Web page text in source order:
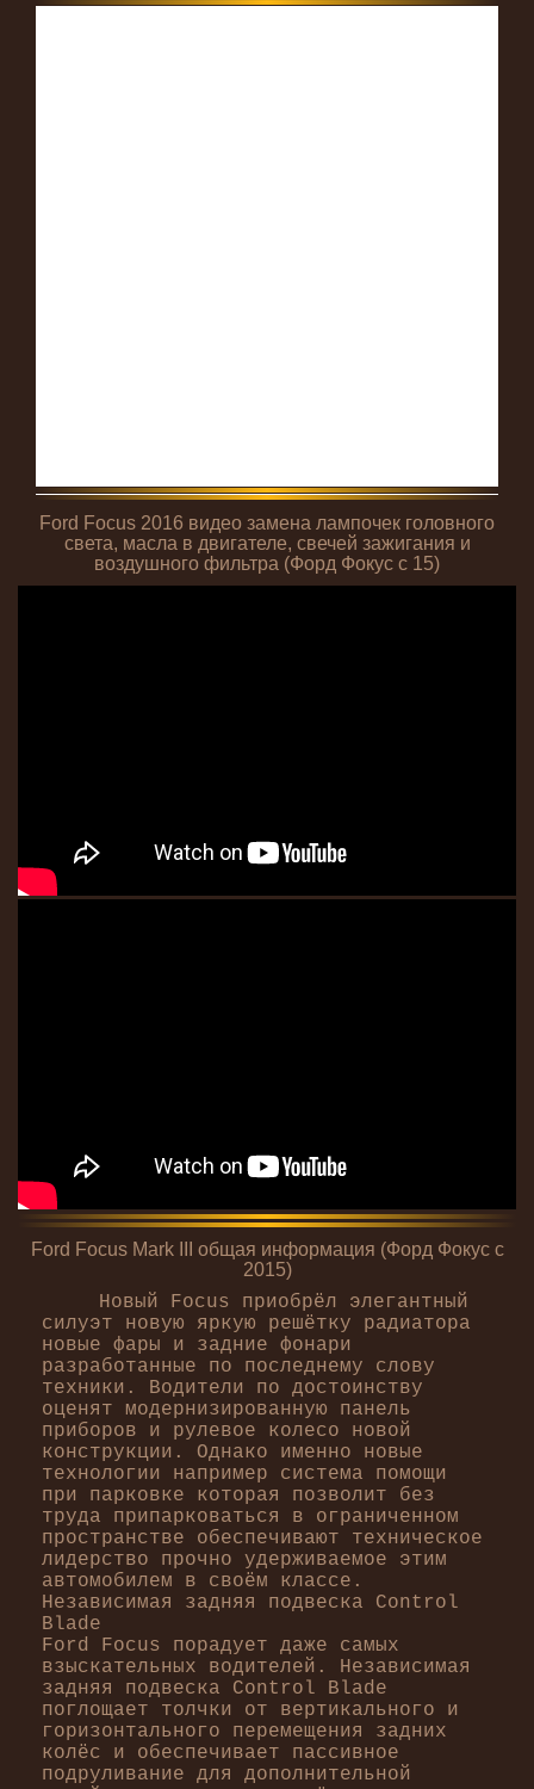
Ford Focus 2016 видео замена лампочек головного
света, масла в двигателе, свечей зажигания и
воздушного фильтра (Форд Фокус с 15)
Ford Focus Mark III общая информация (Форд Фокус с
2015)
Новый Focus приобрёл элегантный
силуэт новую яркую решётку радиатора
новые фары и задние фонари
разработанные по последнему слову
техники. Водители по достоинству
оценят модернизированную панель
приборов и рулевое колесо новой
конструкции. Однако именно новые
технологии например система помощи
при парковке которая позволит без
труда припарковаться в ограниченном
пространстве обеспечивают техническое
лидерство прочно удерживаемое этим
автомобилем в своём классе.
Независимая задняя подвеска Control
Blade
Ford Focus порадует даже самых
взыскательных водителей. Независимая
задняя подвеска Control Blade
поглощает толчки от вертикального и
горизонтального перемещения задних
колёс и обеспечивает пассивное
подруливание для дополнительной